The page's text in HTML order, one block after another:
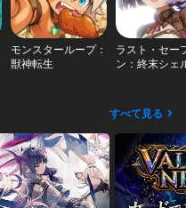
モンスターループ：
獣神転生
ラスト・セー
ン：終末シェ
すべて見る